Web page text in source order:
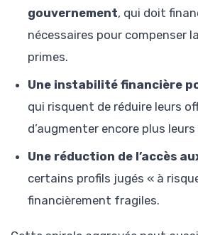
gouvernement, qui doit
nécessaires pour compenser
primes.
Une instabilité financière
qui risquent de réduire leurs
d’augmenter encore plus
Une réduction de l’accès
certains profils jugés « à
financièrement fragiles.